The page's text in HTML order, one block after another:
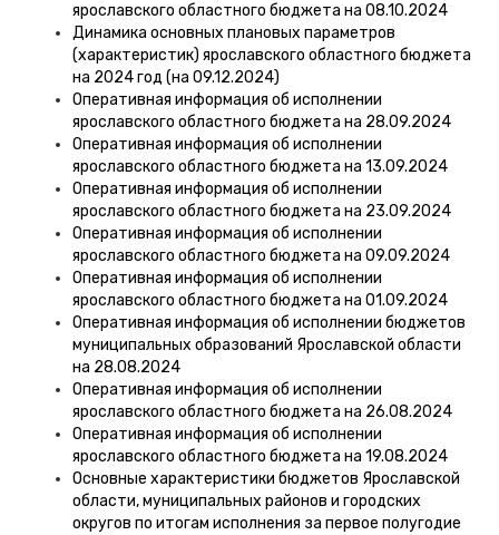
ярославского областного бюджета на 08.10.2024
Динамика основных плановых параметров
(характеристик) ярославского областного бюджета
на 2024 год (на 09.12.2024)
Оперативная информация об исполнении
ярославского областного бюджета на 28.09.2024
Оперативная информация об исполнении
ярославского областного бюджета на 13.09.2024
Оперативная информация об исполнении
ярославского областного бюджета на 23.09.2024
Оперативная информация об исполнении
ярославского областного бюджета на 09.09.2024
Оперативная информация об исполнении
ярославского областного бюджета на 01.09.2024
Оперативная информация об исполнении бюджетов
муниципальных образований Ярославской области
на 28.08.2024
Оперативная информация об исполнении
ярославского областного бюджета на 26.08.2024
Оперативная информация об исполнении
ярославского областного бюджета на 19.08.2024
Основные характеристики бюджетов Ярославской
области, муниципальных районов и городских
округов по итогам исполнения за первое полугодие